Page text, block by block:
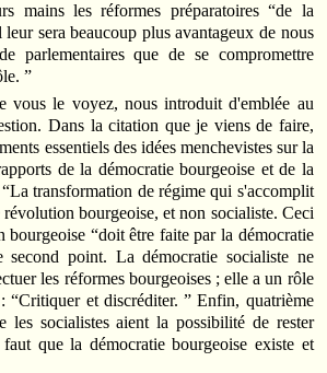
mains les réformes préparatoires “de la
sera beaucoup plus avantageux de nous
parlementaires que de se compromettre
”
vous le voyez, nous introduit d'emblée au
Dans la citation que je viens de faire,
essentiels des idées menchevistes sur la
de la démocratie bourgeoise et de la
transformation de régime qui s'accomplit
révolution bourgeoise, et non socialiste. Ceci
“doit être faite par la démocratie
second point. La démocratie socialiste ne
les réformes bourgeoises ; elle a un rôle
“Critiquer et discréditer. ” Enfin, quatrième
les socialistes aient la possibilité de rester
que la démocratie bourgeoise existe et